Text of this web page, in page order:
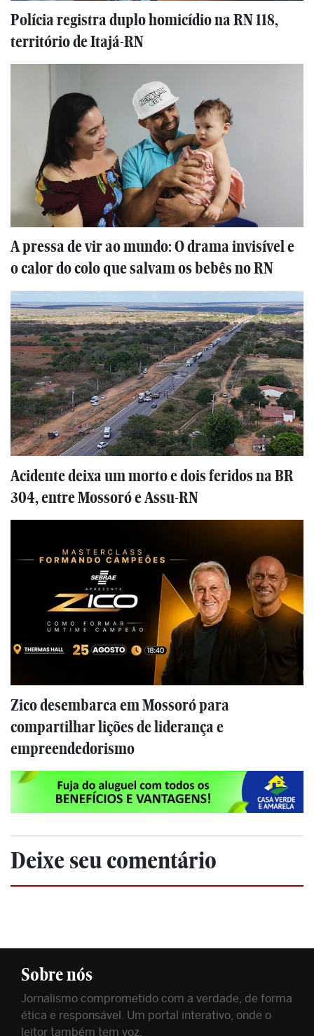
Polícia registra duplo homicídio na RN 118,
território de Itajá-RN
A pressa de vir ao mundo: O drama invisível e
o calor do colo que salvam os bebês no RN
Acidente deixa um morto e dois feridos na BR
304, entre Mossoró e Assu-RN
Zico desembarca em Mossoró para
compartilhar lições de liderança e
empreendedorismo
Deixe seu comentário
Sobre nós
Jornalismo comprometido com a verdade, de forma
ética e responsável. Um portal interativo, onde o
leitor também tem voz.